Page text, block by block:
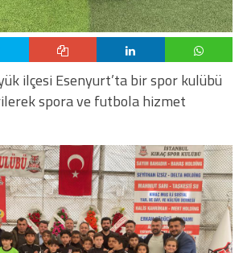
ilçesi Esenyurt’ta bir spor kulübü
spora ve futbola hizmet